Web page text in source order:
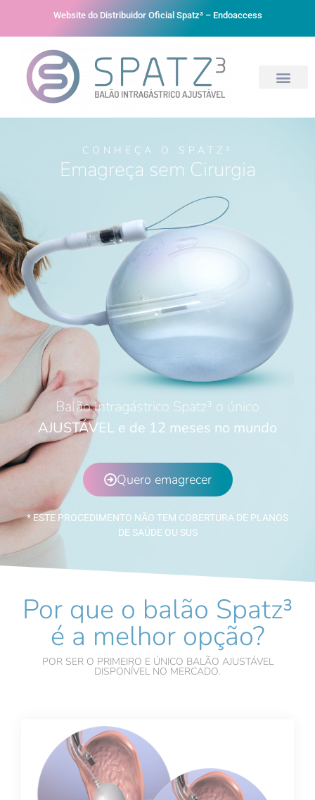
Website do Distribuidor Oficial Spatz³ – Endoaccess
CONHEÇA O SPATZ³
Emagreça sem Cirurgia
Balão Intragástrico Spatz³ o único
AJUSTÁVEL e de 12 meses no mundo
Quero emagrecer
* ESTE PROCEDIMENTO NÃO TEM COBERTURA DE PLANOS
DE SAÚDE OU SUS
Por que o balão Spatz³
é a melhor opção?
POR SER O PRIMEIRO E ÚNICO BALÃO AJUSTÁVEL
DISPONÍVEL NO MERCADO.